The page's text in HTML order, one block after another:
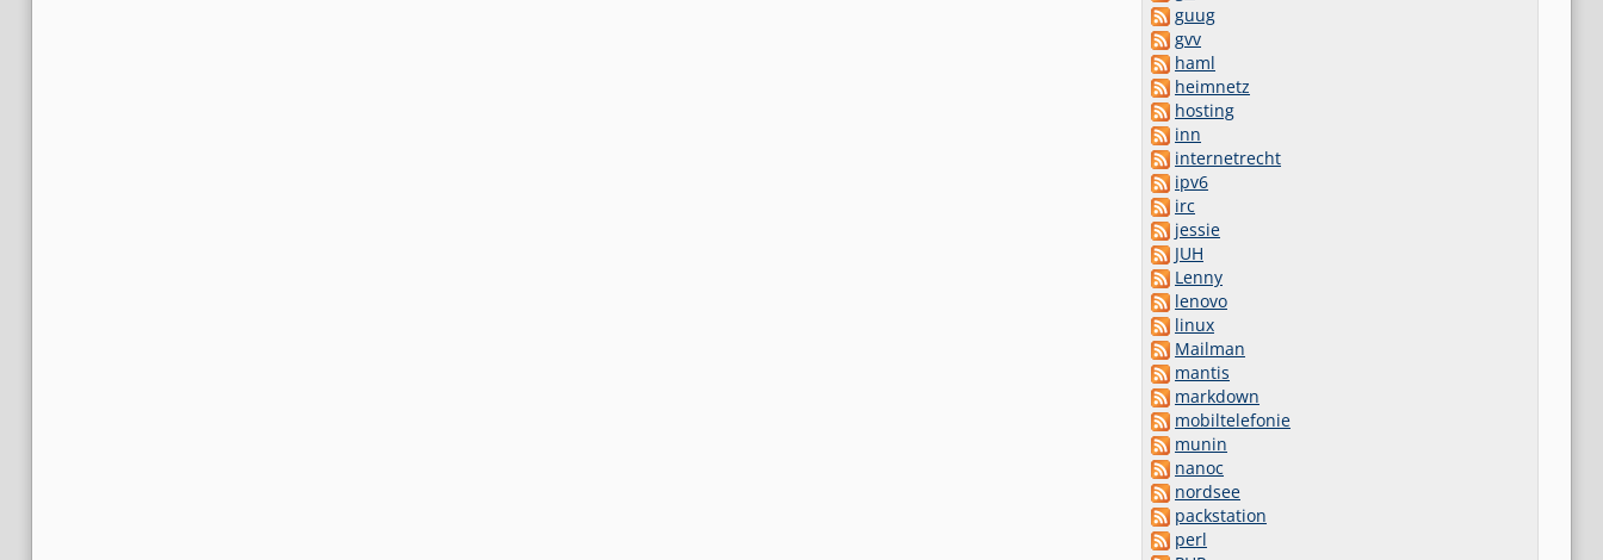
guug
gvv
haml
heimnetz
hosting
inn
internetrecht
ipv6
irc
jessie
JUH
Lenny
lenovo
linux
Mailman
mantis
markdown
mobiltelefonie
munin
nanoc
nordsee
packstation
perl